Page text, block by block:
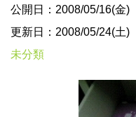
公開日：2008/05/16(金)
更新日：2008/05/24(土)
未分類